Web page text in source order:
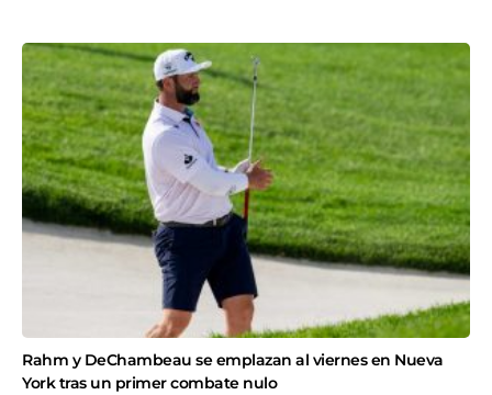
Rahm y DeChambeau se emplazan al viernes en Nueva
York tras un primer combate nulo